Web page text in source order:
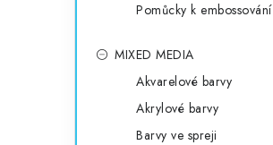
Pomůcky k embossování
MIXED MEDIA
Akvarelové barvy
Akrylové barvy
Barvy ve spreji